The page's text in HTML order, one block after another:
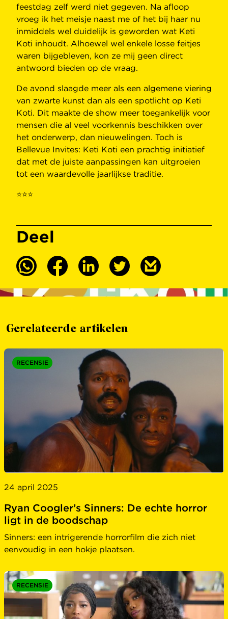
feestdag zelf werd niet gegeven. Na afloop
vroeg ik het meisje naast me of het bij haar nu
inmiddels wel duidelijk is geworden wat Keti
Koti inhoudt. Alhoewel wel enkele losse feitjes
waren bijgebleven, kon ze mij geen direct
antwoord bieden op de vraag.
De avond slaagde meer als een algemene viering
van zwarte kunst dan als een spotlicht op Keti
Koti. Dit maakte de show meer toegankelijk voor
mensen die al veel voorkennis beschikken over
het onderwerp, dan nieuwelingen. Toch is
Bellevue Invites: Keti Koti een prachtig initiatief
dat met de juiste aanpassingen kan uitgroeien
tot een waardevolle jaarlijkse traditie.
⭐⭐⭐
Deel
Gerelateerde artikelen
RECENSIE
24 april 2025
Ryan Coogler’s Sinners: De echte horror
ligt in de boodschap
Sinners: een intrigerende horrorfilm die zich niet
eenvoudig in een hokje plaatsen.
RECENSIE